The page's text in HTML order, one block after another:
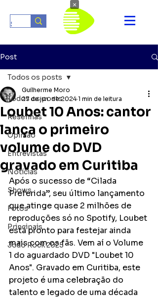
Post
Todos os posts
Resenhas
Opinião
Entrevistas
Notícias
Shows
Fotos
Principais
João Rock 2025
Todos os posts
Loubet 10 Anos: cantor
lança o primeiro
volume do DVD
gravado em Curitiba
Guilherme Moro
27 de jun. de 2024 1 min de leitura
Após o sucesso de “Cilada
Preferida”, seu último lançamento
que atinge quase 2 milhões de
reproduções só no Spotify, Loubet
está pronto para festejar ainda
mais com os fãs. Vem aí o Volume
1 do aguardado DVD "Loubet 10
Anos". Gravado em Curitiba, este
projeto é uma celebração do
talento e legado de uma década
×